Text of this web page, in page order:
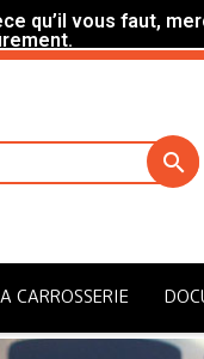
vous faut,

CARROSSERIE